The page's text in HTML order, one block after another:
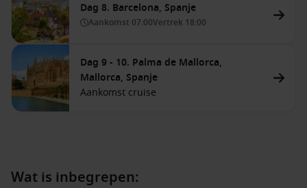
Dag 8. Barcelona, Spanje
Aankomst 07:00Vertrek 18:00
Dag 9 - 10. Palma de Mallorca,
Mallorca, Spanje
Aankomst cruise
Wat is inbegrepen: